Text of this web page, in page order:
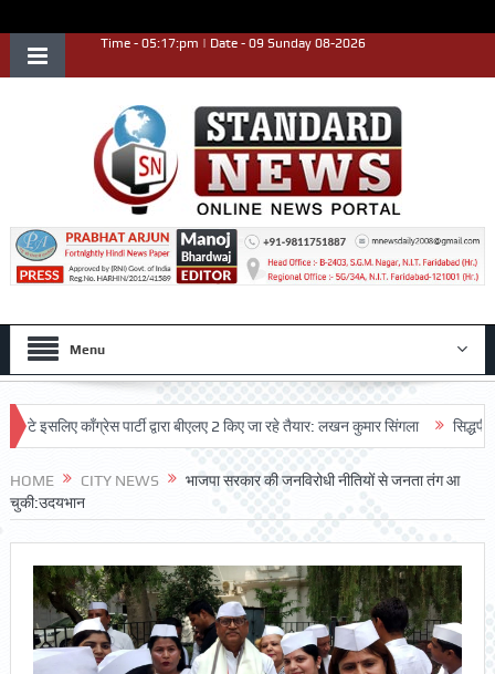
Time - 05:17:pm | Date - 09 Sunday 08-2026
Menu
काँग्रेस पार्टी द्वारा बीएलए 2 किए जा रहे तैयार: लखन कुमार सिंगला सिद्धपीठ श्री
HOME CITY NEWS
भाजपा सरकार की जनविरोधी नीतियों से जनता तंग आ
चुकी:उदयभान